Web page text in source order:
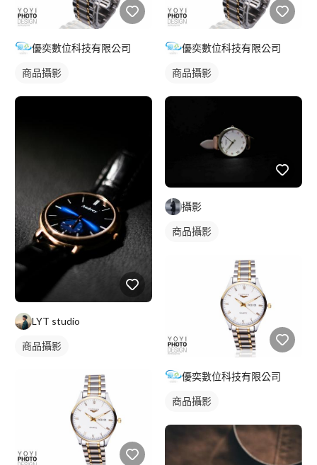
優奕數位科技有限公司
商品攝影
LYT studio
商品攝影
優奕數位科技有限公司
商品攝影
攝影
商品攝影
優奕數位科技有限公司
商品攝影